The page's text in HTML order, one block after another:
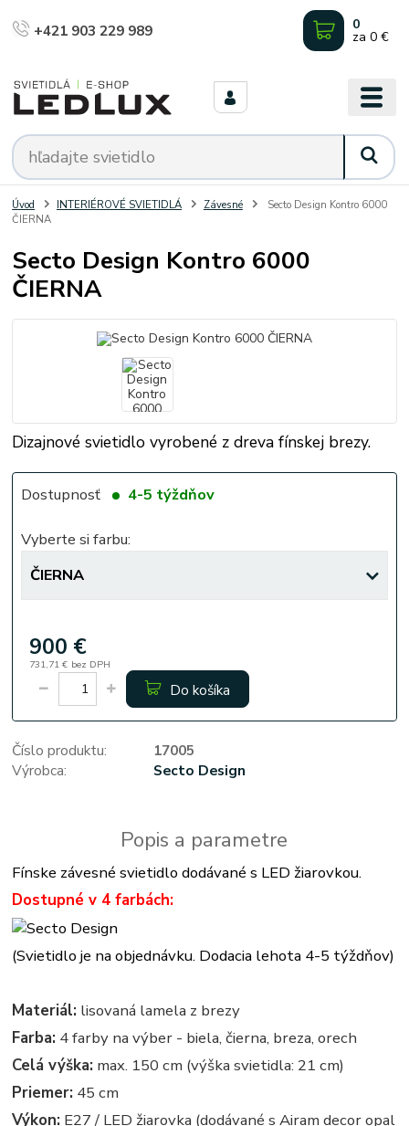
+421 903 229 989 0
za 0 €
Úvod INTERIÉROVÉ SVIETIDLÁ Závesné
Secto Design Kontro 6000
ČIERNA
Secto Design Kontro 6000
ČIERNA
Dizajnové svietidlo vyrobené z dreva fínskej brezy.
Dostupnosť 4-5 týždňov
Vyberte si farbu:
900 €
731,71 € bez DPH
Do košíka
Číslo produktu:
17005
Výrobca:
Secto Design
Popis a parametre
Fínske závesné svietidlo dodávané s LED žiarovkou.
Dostupné v 4 farbách:
(Svietidlo je na objednávku. Dodacia lehota 4-5 týždňov)
Materiál: lisovaná lamela z brezy
Farba: 4 farby na výber - biela, čierna, breza, orech
Celá výška: max. 150 cm (výška svietidla: 21 cm)
Priemer: 45 cm
Výkon: E27 / LED žiarovka (dodávané s Airam decor opal